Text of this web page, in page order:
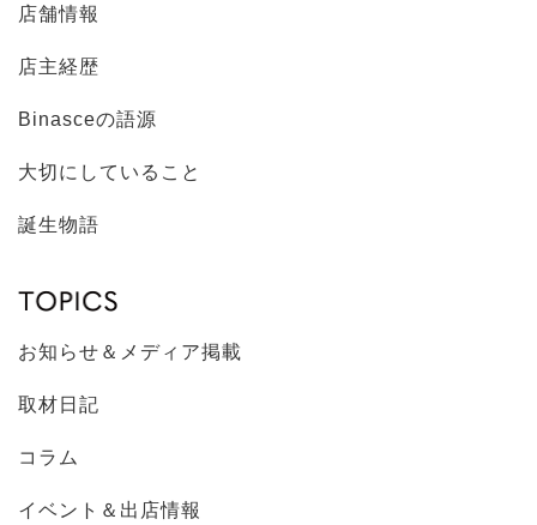
店舗情報
店主経歴
Binasceの語源
大切にしていること
誕生物語
お知らせ＆メディア掲載
取材日記
コラム
イベント＆出店情報